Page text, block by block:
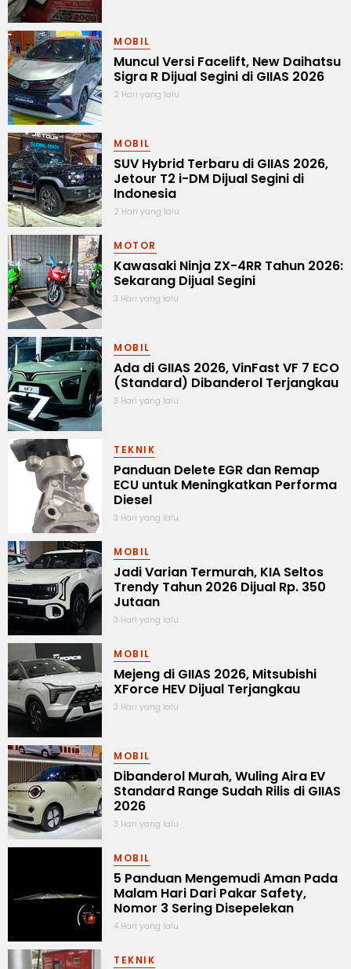
MOBIL
Muncul Versi Facelift, New Daihatsu
Sigra R Dijual Segini di GIIAS 2026
2 Hari yang lalu
MOBIL
SUV Hybrid Terbaru di GIIAS 2026,
Jetour T2 i-DM Dijual Segini di
Indonesia
2 Hari yang lalu
MOTOR
Kawasaki Ninja ZX-4RR Tahun 2026:
Sekarang Dijual Segini
3 Hari yang lalu
MOBIL
Ada di GIIAS 2026, VinFast VF 7 ECO
(Standard) Dibanderol Terjangkau
3 Hari yang lalu
TEKNIK
Panduan Delete EGR dan Remap
ECU untuk Meningkatkan Performa
Diesel
3 Hari yang lalu
MOBIL
Jadi Varian Termurah, KIA Seltos
Trendy Tahun 2026 Dijual Rp. 350
Jutaan
3 Hari yang lalu
MOBIL
Mejeng di GIIAS 2026, Mitsubishi
XForce HEV Dijual Terjangkau
3 Hari yang lalu
MOBIL
Dibanderol Murah, Wuling Aira EV
Standard Range Sudah Rilis di GIIAS
2026
3 Hari yang lalu
MOBIL
5 Panduan Mengemudi Aman Pada
Malam Hari Dari Pakar Safety,
Nomor 3 Sering Disepelekan
4 Hari yang lalu
TEKNIK